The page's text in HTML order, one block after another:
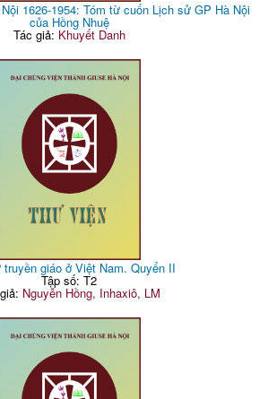
1626-1954: Tóm từ cuốn Lịch sử GP Hà Nội
của Hồng Nhuệ
Tác giả: Khuyết Danh
truyền giáo ở Việt Nam. Quyển II
Tập số: T2
Nguyễn Hồng, Inhaxiô, LM